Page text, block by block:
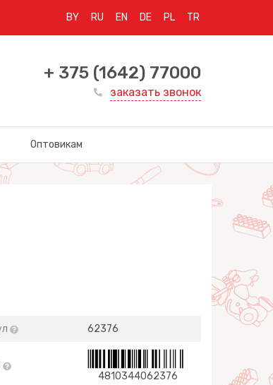
BY RU EN DE PL TR
+ 375 (1642) 77000
заказать звонок
Оптовикам
62376
4810344062376